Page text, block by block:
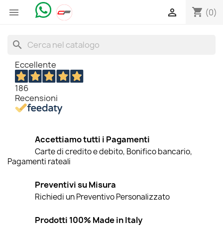
 shopping_cart (0)

search
Eccellente
186
Recensioni
Accettiamo tutti i Pagamenti
Carte di credito e debito, Bonifico bancario,
Pagamenti rateali
Preventivi su Misura
Richiedi un Preventivo Personalizzato
Prodotti 100% Made in Italy